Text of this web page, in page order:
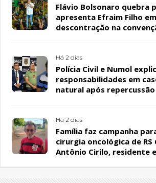
Flávio Bolsonaro quebra
apresenta Efraim Filho
descontração na
Há 2 dias
Polícia Civil e Numol
responsabilidades em
natural após
Há 2 dias
Família faz campanha
cirurgia oncológica de R$
Antônio Cirilo, residente